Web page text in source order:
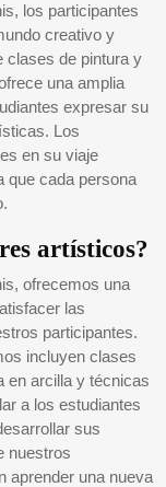
los participantes
creativo y
clases de pintura y
una amplia
expresar su
Los
en su viaje
que cada persona
artísticos?
ofrecemos una
las
participantes.
incluyen clases
en arcilla y técnicas
a los estudiantes
sus
nuestros
aprender una nueva